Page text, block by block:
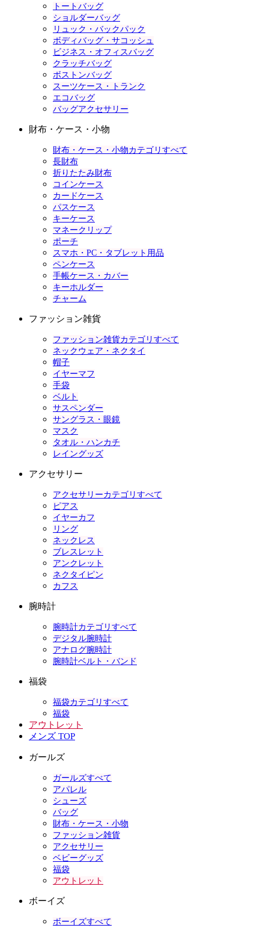
トートバッグ
ショルダーバッグ
リュック・バックパック
ボディバッグ・サコッシュ
ビジネス・オフィスバッグ
クラッチバッグ
ボストンバッグ
スーツケース・トランク
エコバッグ
バッグアクセサリー
財布・ケース・小物
財布・ケース・小物カテゴリすべて
長財布
折りたたみ財布
コインケース
カードケース
パスケース
キーケース
マネークリップ
ポーチ
スマホ・PC・タブレット用品
ペンケース
手帳ケース・カバー
キーホルダー
チャーム
ファッション雑貨
ファッション雑貨カテゴリすべて
ネックウェア・ネクタイ
帽子
イヤーマフ
手袋
ベルト
サスペンダー
サングラス・眼鏡
マスク
タオル・ハンカチ
レイングッズ
アクセサリー
アクセサリーカテゴリすべて
ピアス
イヤーカフ
リング
ネックレス
ブレスレット
アンクレット
ネクタイピン
カフス
腕時計
腕時計カテゴリすべて
デジタル腕時計
アナログ腕時計
腕時計ベルト・バンド
福袋
福袋カテゴリすべて
福袋
アウトレット
メンズ TOP
ガールズ
ガールズすべて
アパレル
シューズ
バッグ
財布・ケース・小物
ファッション雑貨
アクセサリー
ベビーグッズ
福袋
アウトレット
ボーイズ
ボーイズすべて